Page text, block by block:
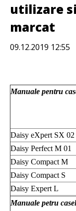
utilizare
marcat
09.12.2019 12:55
Manuale pentru
Daisy eXpert SX 02
Daisy Perfect M 01
Daisy Compact M
Daisy Compact S
Daisy Expert L
Manuale petru